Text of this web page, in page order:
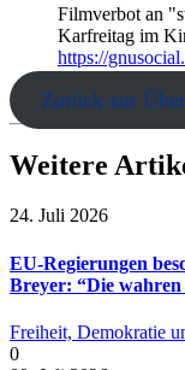
Filmverbot an
Karfreitag im
https://
Zurück zur
Weitere
24. Juli 2026
EU-Regierungen
Breyer: “Die
Freiheit, Demokratie
0